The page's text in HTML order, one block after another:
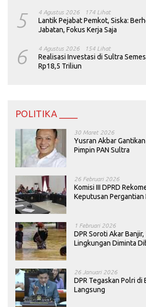
5 4 Agustus 2026 174 Lihat
Lantik Pejabat Pemkot, Siska:
Jabatan, Fokus Kerja Saja
6 4 Agustus 2026 154 Lihat
Realisasi Investasi di Sultra
Rp18,5 Triliun
POLITIKA ____
30 Maret 2026
Yusran Akbar
Pimpin PAN Sultra
26 Februari 2026
Komisi III DPRD
Keputusan Pergantian
1 Februari 2026
DPR Soroti Akar
Lingkungan Diminta
26 Januari 2026
DPR Tegaskan Polri di
Langsung